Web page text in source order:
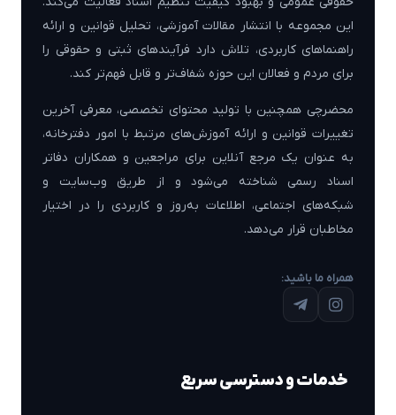
این مجموعه با انتشار مقالات آموزشی، تحلیل قوانین و ارائه
راهنماهای کاربردی، تلاش دارد فرآیندهای ثبتی و حقوقی را
برای مردم و فعالان این حوزه شفاف‌تر و قابل فهم‌تر کند.
محضرچی همچنین با تولید محتوای تخصصی، معرفی آخرین
تغییرات قوانین و ارائه آموزش‌های مرتبط با امور دفترخانه،
به عنوان یک مرجع آنلاین برای مراجعین و همکاران دفاتر
اسناد رسمی شناخته می‌شود و از طریق وب‌سایت و
شبکه‌های اجتماعی، اطلاعات به‌روز و کاربردی را در اختیار
مخاطبان قرار می‌دهد.
همراه ما باشید:
خدمات و دسترسی سریع